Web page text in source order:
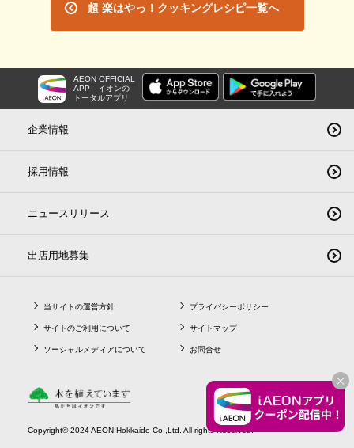
超 楽はやっ！クッキングレシピ一覧へ
AEON OFFICIAL
APP
イオンの
トータルアプリ
企業情報
採用情報
ニュースリリース
出店用地募集
当サイトの運営方針
サイトのご利用について
ソーシャルメディアについて
プライバシーポリシー
サイトマップ
お問合せ
Copyright© 2024 AEON Hokkaido Co.,Ltd. All rights Reserved.